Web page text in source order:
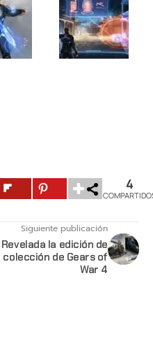
4
Siguiente publicación
Revelada la edición de
colección de Gears of
War 4